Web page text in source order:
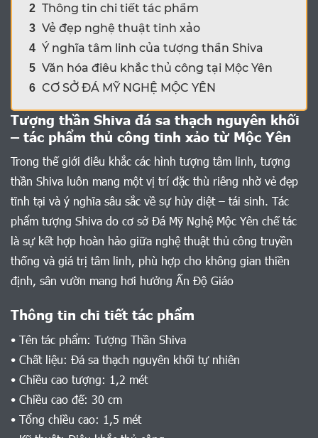
2 Thông tin chi tiết tác phẩm
3 Vẻ đẹp nghệ thuật tinh xảo
4 Ý nghĩa tâm linh của tượng thần Shiva
5 Văn hóa điêu khắc thủ công tại Mộc Yên
6 CƠ SỞ ĐÁ MỸ NGHỆ MỘC YÊN
Tượng thần Shiva đá sa thạch nguyên khối
– tác phẩm thủ công tinh xảo từ Mộc Yên
Trong thế giới điêu khắc các hình tượng tâm linh, tượng
thần Shiva luôn mang một vị trí đặc thù riêng nhờ vẻ đẹp
tĩnh tại và ý nghĩa sâu sắc về sự hủy diệt – tái sinh. Tác
phẩm tượng Shiva do cơ sở Đá Mỹ Nghệ Mộc Yên chế tác
là sự kết hợp hoàn hảo giữa nghệ thuật thủ công truyền
thống và giá trị tâm linh, phù hợp cho không gian thiền
định, sân vườn mang hơi hưởng Ấn Độ Giáo
Thông tin chi tiết tác phẩm
• Tên tác phẩm: Tượng Thần Shiva
• Chất liệu: Đá sa thạch nguyên khối tự nhiên
• Chiều cao tượng: 1,2 mét
• Chiều cao đế: 30 cm
• Tổng chiều cao: 1,5 mét